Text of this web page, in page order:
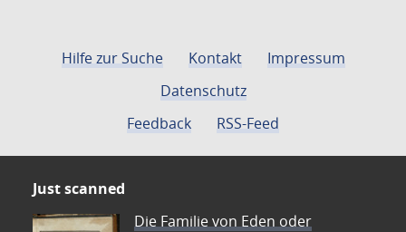
Hilfe zur Suche Kontakt
Impressum
Datenschutz
Feedback
RSS-Feed
Just scanned
Die Familie von Eden oder